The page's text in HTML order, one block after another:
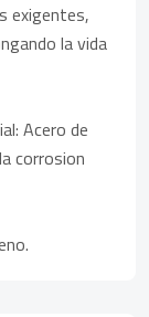
exigentes,
la vida
Acero de
corrosion